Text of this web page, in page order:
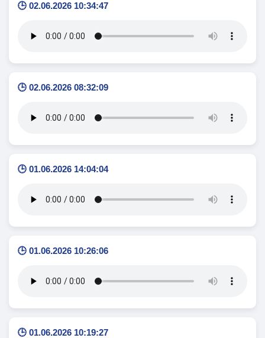
🕒 02.06.2026 10:34:47
🕒 02.06.2026 08:32:09
🕒 01.06.2026 14:04:04
🕒 01.06.2026 10:26:06
🕒 01.06.2026 10:19:27